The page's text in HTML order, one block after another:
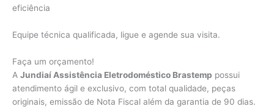
eficiência
Equipe técnica qualificada, ligue e agende sua visita.
Faça um orçamento!
A Jundiaí Assistência Eletrodoméstico Brastemp possui
atendimento ágil e exclusivo, com total qualidade, peças
originais, emissão de Nota Fiscal além da garantia de 90 dias.